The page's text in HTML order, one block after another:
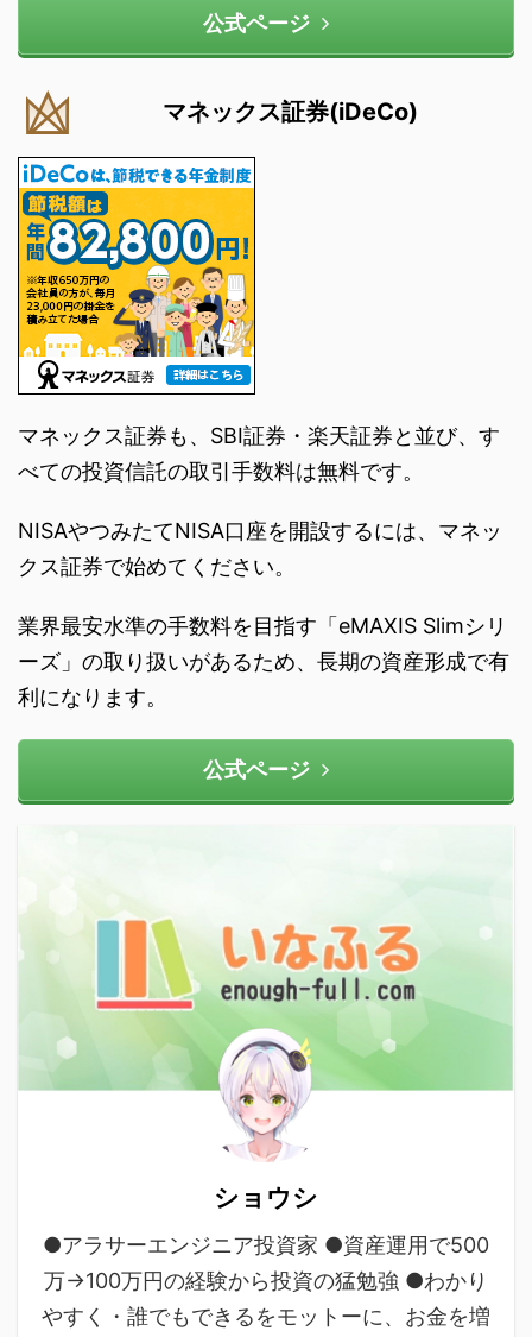
公式ページ
マネックス証券(iDeCo)
マネックス証券も、SBI証券・楽天証券と並び、す
べての投資信託の取引手数料は無料です。
NISAやつみたてNISA口座を開設するには、マネッ
クス証券で始めてください。
業界最安水準の手数料を目指す「eMAXIS Slimシリ
ーズ」の取り扱いがあるため、長期の資産形成で有
利になります。
公式ページ
ショウシ
●アラサーエンジニア投資家 ●資産運用で500
万→100万円の経験から投資の猛勉強 ●わかり
やすく・誰でもできるをモットーに、お金を増